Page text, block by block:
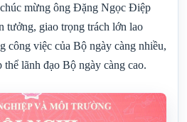
mừng ông Đặng Ngọc Điệp
tưởng, giao trọng trách lớn lao
công việc của Bộ ngày càng nhiều,
lãnh đạo Bộ ngày càng cao.